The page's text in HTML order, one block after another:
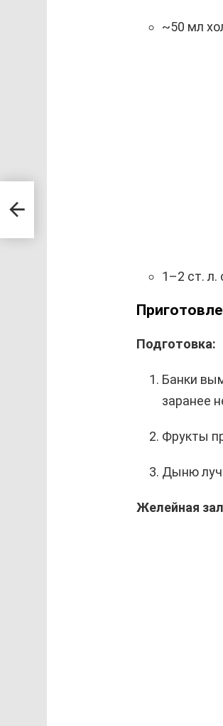
~50 мл
1–2 ст. л.
Подготовка:
Банки
заранее
Фрукты
Дыню
Желейная